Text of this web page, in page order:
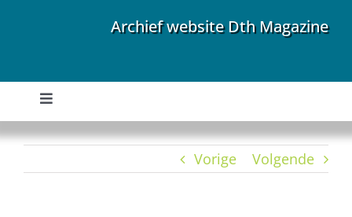
Archief website Dth Magazine
Toggle
Navigation
Home
Vorige Volgende